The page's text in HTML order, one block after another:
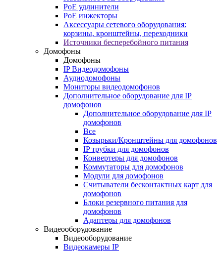
PoE удлинители
PoE инжекторы
Аксессуары сетевого оборудования:
корзины, кронштейны, переходники
Источники бесперебойного питания
Домофоны
Домофоны
IP Видеодомофоны
Аудиодомофоны
Мониторы видеодомофонов
Дополнительное оборудование для IP
домофонов
Дополнительное оборудование для IP
домофонов
Все
Козырьки/Кронштейны для домофонов
IP трубки для домофонов
Конвертеры для домофонов
Коммутаторы для домофонов
Модули для домофонов
Считыватели бесконтактных карт для
домофонов
Блоки резервного питания для
домофонов
Адаптеры для домофонов
Видеооборудование
Видеооборудование
Видеокамеры IP